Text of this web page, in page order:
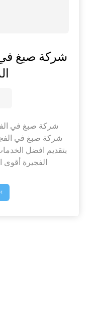
شركة صبغ في
بتقديم افضل
الفجيرة